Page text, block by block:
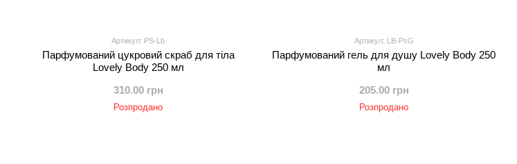
Артикул: PS-Lb
Парфумований цукровий скраб для тіла
Lovely Body 250 мл
310.00 грн
Розпродано
Артикул: LB-PsG
Парфумований гель для душу Lovely Body 250
мл
205.00 грн
Розпродано